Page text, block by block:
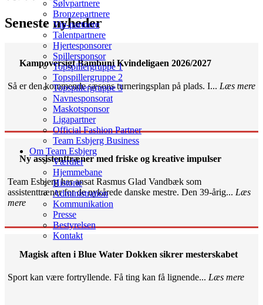
Sølvpartnere
Bronzepartnere
Vip-partnere
Talentpartnere
Hjertesponsorer
Spillersponsor
Topspillergruppe 1
Topspillergruppe 2
Topspillergruppe 3
Navnesponsorat
Maskotsponsor
Ligapartner
Official Fashion Partner
Team Esbjerg Business
Om Team Esbjerg
Værdier
Hjemmebane
Historie
Administration
Kommunikation
Presse
Bestyrelsen
Kontakt
Seneste nyheder
Kampoversigt Bambuni Kvindeligaen 2026/2027
Så er den kommende sæsons turneringsplan på plads. I... Læs mere
Ny assistenttræner med friske og kreative impulser
Team Esbjerg har ansat Rasmus Glad Vandbæk som
assistenttræner for de nykårede danske mestre. Den 39-årig... Læs
mere
Magisk aften i Blue Water Dokken sikrer mesterskabet
Sport kan være fortryllende. Få ting kan få lignende... Læs mere